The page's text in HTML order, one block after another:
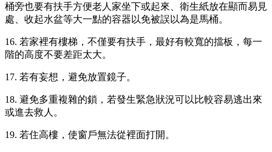
桶旁也要有扶手方便老人家坐下或起來、衛生紙放在顯而易見
處、收起水盆等大一點的容器以免被誤以為是馬桶。
16. 若家裡有樓梯，不僅要有扶手，最好有較寬的擋板，每一
階的高度不要差距太大。
17. 若有妄想，避免放置鏡子。
18. 避免多重複雜的鎖，若發生緊急狀況可以比較容易逃出來
或進去救人。
19. 若住高樓，使窗戶無法從裡面打開。